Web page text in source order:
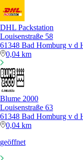
DHL Packstation
Louisenstraße 58
61348 Bad Homburg v d
0,04 km
Blume 2000
Louisenstraße 63
61348 Bad Homburg v d
0,04 km
geöffnet